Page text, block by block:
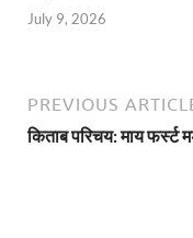
July 9, 2026
PREVIOUS
किताब परिचय: माय फर्स्ट